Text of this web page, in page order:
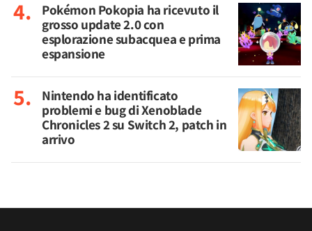
Pokémon Pokopia ha ricevuto il
grosso update 2.0 con
esplorazione subacquea e prima
espansione
Nintendo ha identificato
problemi e bug di Xenoblade
Chronicles 2 su Switch 2, patch in
arrivo